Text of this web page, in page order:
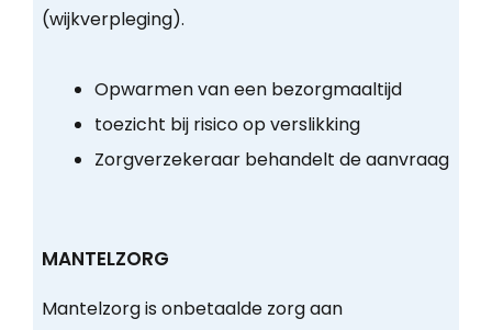
(wijkverpleging).
Opwarmen van een bezorgmaaltijd
toezicht bij risico op verslikking
Zorgverzekeraar behandelt de aanvraag
MANTELZORG
Mantelzorg is onbetaalde zorg aan